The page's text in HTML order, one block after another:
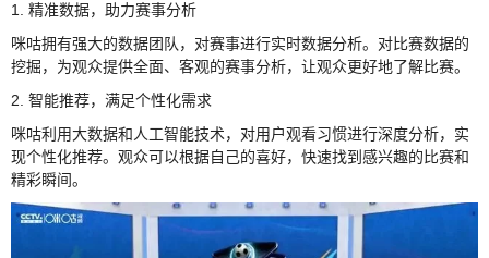
1. 精准数据，助力赛事分析
咪咕拥有强大的数据团队，对赛事进行实时数据分析。对比赛数据的
挖掘，为观众提供全面、客观的赛事分析，让观众更好地了解比赛。
2. 智能推荐，满足个性化需求
咪咕利用大数据和人工智能技术，对用户观看习惯进行深度分析，实
现个性化推荐。观众可以根据自己的喜好，快速找到感兴趣的比赛和
精彩瞬间。